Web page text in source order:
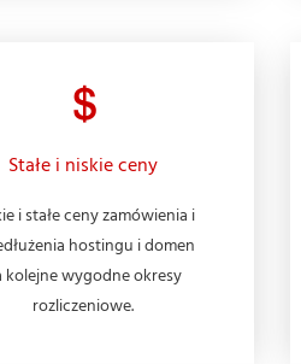
Stałe i niskie ceny
i stałe ceny zamówienia i
hostingu i domen
kolejne wygodne okresy
rozliczeniowe.